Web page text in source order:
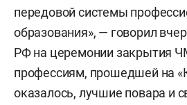
передовой системы
образования», — говорил
РФ на церемонии закрытия
профессиям, прошедшей на
оказалось, лучшие повара и